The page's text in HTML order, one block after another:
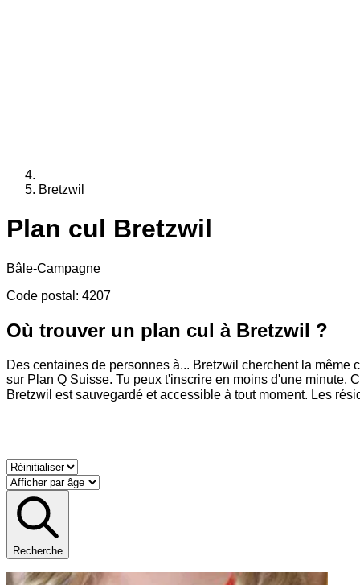
Bretzwil
Plan cul Bretzwil
Bâle-Campagne
Code postal : 4207
Où trouver un plan cul à Bretzwil ?
Des centaines de personnes à... Bretzwil cherchent la même
sur Plan Q Suisse. Tu peux t'inscrire en moins d'une minute.
Bretzwil est sauvegardé et accessible à tout moment. Les
Recherche